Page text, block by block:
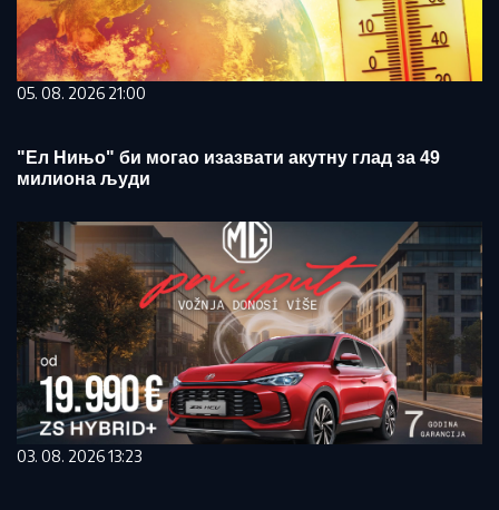
05. 08. 2026 21:00
"Ел Нињо" би могао изазвати акутну глад за 49
милиона људи
03. 08. 2026 13:23